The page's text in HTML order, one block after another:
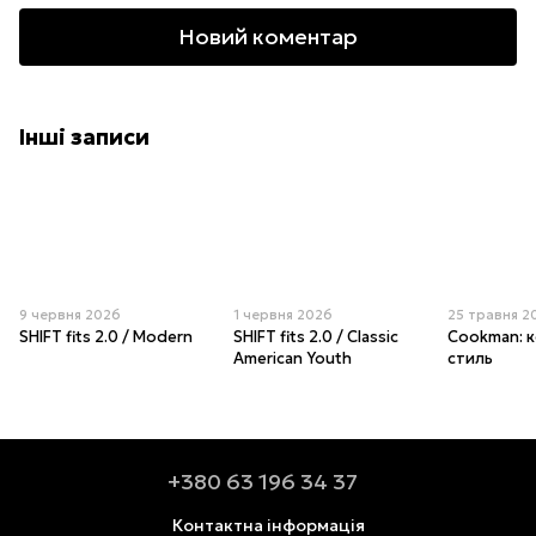
Новий коментар
Інші записи
9 червня 2026
SHIFT fits 2.0 / Modern
1 червня 2026
SHIFT fits 2.0 / Classic
American Youth
25 травня
Cookman:
стиль
+380 63 196 34 37
Контактна інформація